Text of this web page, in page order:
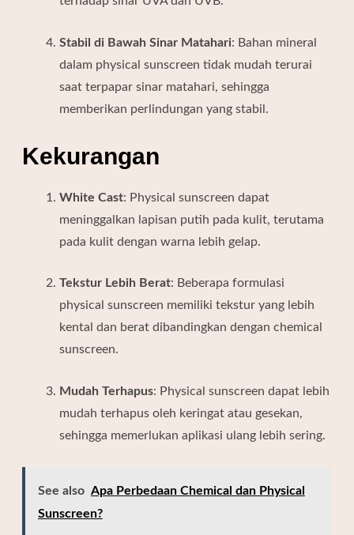
Stabil di Bawah Sinar Matahari: Bahan mineral
dalam physical sunscreen tidak mudah terurai
saat terpapar sinar matahari, sehingga
memberikan perlindungan yang stabil.
Kekurangan
White Cast: Physical sunscreen dapat
meninggalkan lapisan putih pada kulit, terutama
pada kulit dengan warna lebih gelap.
Tekstur Lebih Berat: Beberapa formulasi
physical sunscreen memiliki tekstur yang lebih
kental dan berat dibandingkan dengan chemical
sunscreen.
Mudah Terhapus: Physical sunscreen dapat lebih
mudah terhapus oleh keringat atau gesekan,
sehingga memerlukan aplikasi ulang lebih sering.
See also Apa Perbedaan Chemical dan Physical
Sunscreen?